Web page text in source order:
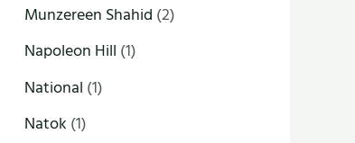
Munzereen Shahid (2)
Napoleon Hill (1)
National (1)
Natok (1)